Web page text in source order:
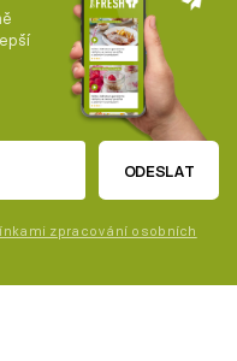
ODESLAT
zpracování osobních